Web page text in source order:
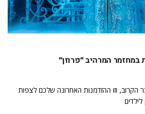
במחזמר המרהיב ״פרוזן״
הקרוב, וזו ההזדמנות האחרונה שלכם לצפות